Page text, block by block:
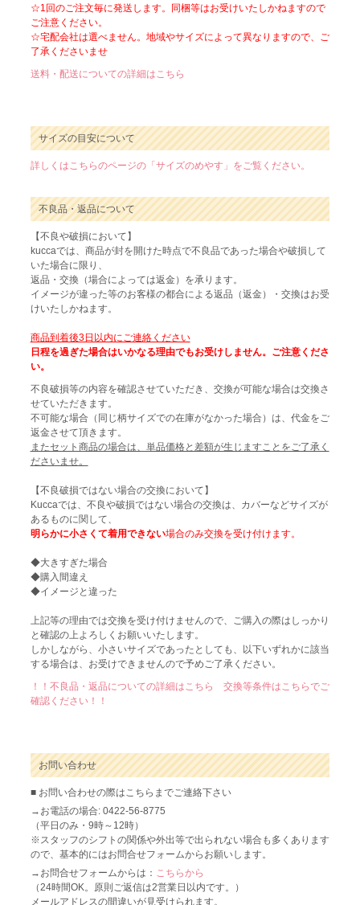
☆1回のご注文毎に発送します。同梱等はお受けいたしかねますので
ご注意ください。
☆宅配会社は選べません。地域やサイズによって異なりますので、ご
了承くださいませ
送料・配送についての詳細はこちら
サイズの目安について
詳しくはこちらのページの「サイズのめやす」をご覧ください。
不良品・返品について
【不良や破損において】
kuccaでは、商品が封を開けた時点で不良品であった場合や破損して
いた場合に限り、
返品・交換（場合によっては返金）を承ります。
イメージが違った等のお客様の都合による返品（返金）・交換はお受
けいたしかねます。
商品到着後3日以内にご連絡ください
日程を過ぎた場合はいかなる理由でもお受けしません。ご注意くださ
い。
不良破損等の内容を確認させていただき、交換が可能な場合は交換さ
せていただきます。
不可能な場合（同じ柄サイズでの在庫がなかった場合）は、代金をご
返金させて頂きます。
またセット商品の場合は、単品価格と差額が生じますことをご了承く
ださいませ。
【不良破損ではない場合の交換において】
Kuccaでは、不良や破損ではない場合の交換は、カバーなどサイズが
あるものに関して、
明らかに小さくて着用できない場合のみ交換を受け付けます。
◆大きすぎた場合
◆購入間違え
◆イメージと違った
上記等の理由では交換を受け付けませんので、ご購入の際はしっかり
と確認の上よろしくお願いいたします。
しかしながら、小さいサイズであったとしても、以下いずれかに該当
する場合は、お受けできませんので予めご了承ください。
！！不良品・返品についての詳細はこちら 交換等条件はこちらでご
確認ください！！
お問い合わせ
■ お問い合わせの際はこちらまでご連絡下さい
→お電話の場合: 0422-56-8775
（平日のみ・9時～12時）
※スタッフのシフトの関係や外出等で出られない場合も多くあります
ので、基本的にはお問合せフォームからお願いします。
→お問合せフォームからは： こちらから
（24時間OK。原則ご返信は2営業日以内です。）
メールアドレスの間違いが見受けられます。